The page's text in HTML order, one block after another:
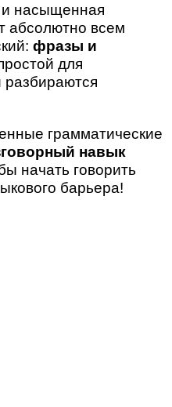
и насыщенная
абсолютно всем
фразы и
для
грамматические
навык
начать говорить
барьера!